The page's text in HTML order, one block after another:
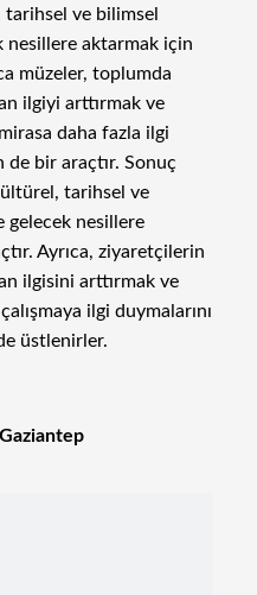
ve bilimsel
nesillere aktarmak için
müzeler, toplumda
ilgiyi arttırmak ve
daha fazla ilgi
bir araçtır. Sonuç
tarihsel ve
gelecek nesillere
Ayrıca, ziyaretçilerin
ilgisini arttırmak ve
ilgi duymalarını
üstlenirler.